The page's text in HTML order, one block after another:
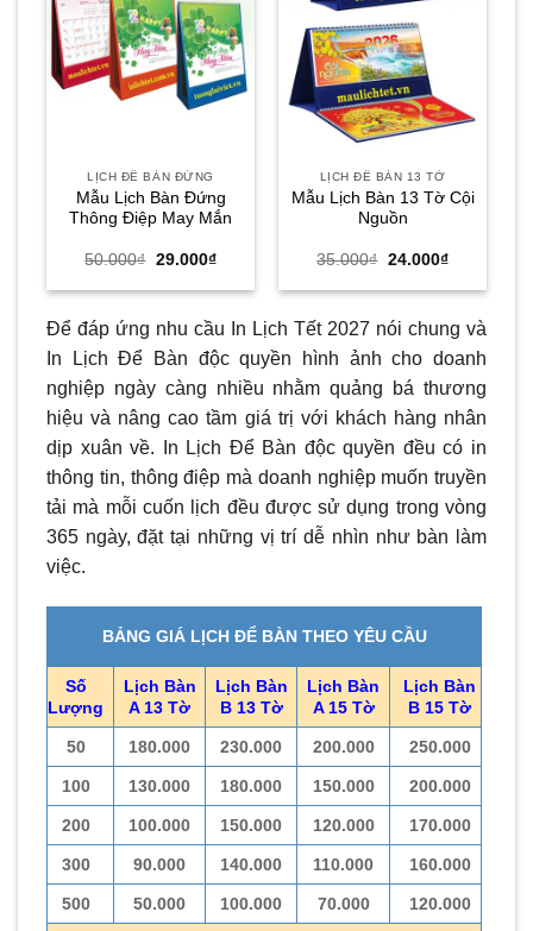
LỊCH ĐỂ BÀN ĐỨNG
Mẫu Lịch Bàn Đứng
Thông Điệp May Mắn
50.000₫ Giá
là:
29.000₫Giá
tại
29.000₫.
LỊCH ĐỂ BÀN 13 TỜ
Mẫu Lịch Bàn 13 Tờ Cội
Nguồn
35.000₫ Giá
là:
24.000₫Giá
tại
24.000₫.
Để đáp ứng nhu cầu In Lịch Tết 2027 nói chung và
In Lịch Để Bàn độc quyền hình ảnh cho doanh
nghiệp ngày càng nhiều nhằm quảng bá thương
hiệu và nâng cao tầm giá trị với khách hàng nhân
dịp xuân về. In Lịch Để Bàn độc quyền đều có in
thông tin, thông điệp mà doanh nghiệp muốn truyền
tải mà mỗi cuốn lịch đều được sử dụng trong vòng
365 ngày, đặt tại những vị trí dễ nhìn như bàn làm
việc.
BẢNG GIÁ LỊCH ĐỂ BÀN THEO YÊU CẦU
Số
Lượng
Lịch Bàn
A 13 Tờ
Lịch Bàn
B 13 Tờ
Lịch Bàn
A 15 Tờ
Lịch Bàn
B 15 Tờ
50 180.000 230.000 200.000 250.000
100 130.000 180.000 150.000 200.000
200 100.000 150.000 120.000 170.000
300 90.000 140.000 110.000 160.000
500 50.000 100.000 70.000 120.000